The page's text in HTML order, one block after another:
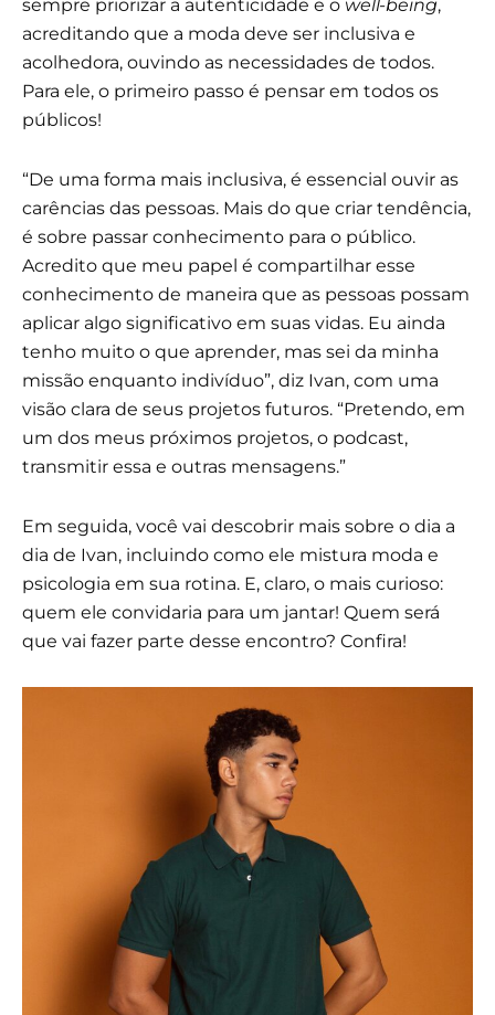
sempre priorizar a autenticidade e o well-being,
acreditando que a moda deve ser inclusiva e
acolhedora, ouvindo as necessidades de todos.
Para ele, o primeiro passo é pensar em todos os
públicos!
“De uma forma mais inclusiva, é essencial ouvir as
carências das pessoas. Mais do que criar tendência,
é sobre passar conhecimento para o público.
Acredito que meu papel é compartilhar esse
conhecimento de maneira que as pessoas possam
aplicar algo significativo em suas vidas. Eu ainda
tenho muito o que aprender, mas sei da minha
missão enquanto indivíduo”, diz Ivan, com uma
visão clara de seus projetos futuros. “Pretendo, em
um dos meus próximos projetos, o podcast,
transmitir essa e outras mensagens.”
Em seguida, você vai descobrir mais sobre o dia a
dia de Ivan, incluindo como ele mistura moda e
psicologia em sua rotina. E, claro, o mais curioso:
quem ele convidaria para um jantar! Quem será
que vai fazer parte desse encontro? Confira!